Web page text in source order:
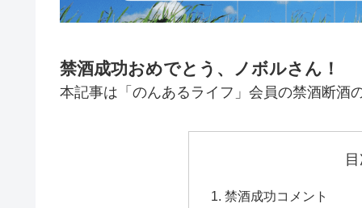
禁酒成功おめでとう、ノボルさん！
本記事は「のんあるライフ」会員の禁酒断酒
禁酒成功コメント